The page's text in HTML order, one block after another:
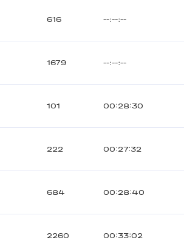
616 --:--:--
1679 --:--:--
101 00:28:30
222 00:27:32
684 00:28:40
2260 00:33:02